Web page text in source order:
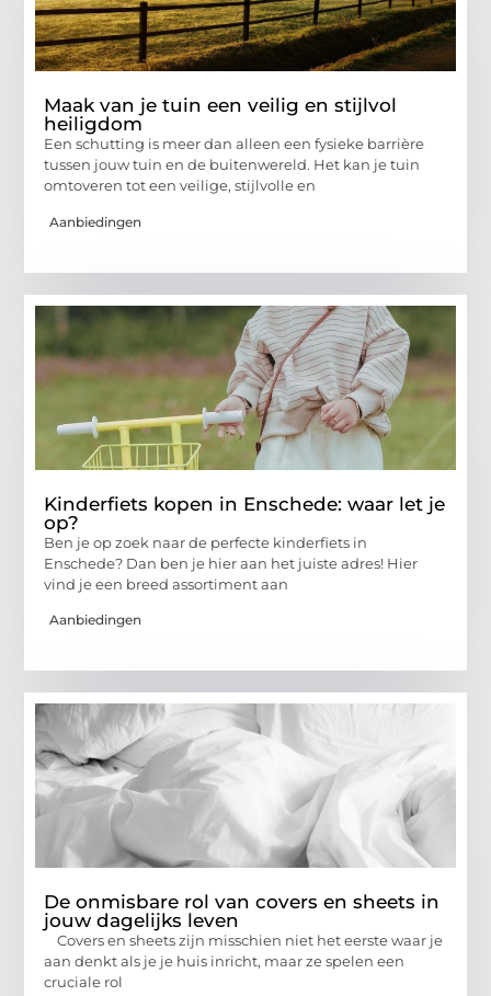
Maak van je tuin een veilig en stijlvol
heiligdom
Een schutting is meer dan alleen een fysieke barrière
tussen jouw tuin en de buitenwereld. Het kan je tuin
omtoveren tot een veilige, stijlvolle en
Aanbiedingen
Kinderfiets kopen in Enschede: waar let je
op?
Ben je op zoek naar de perfecte kinderfiets in
Enschede? Dan ben je hier aan het juiste adres! Hier
vind je een breed assortiment aan
Aanbiedingen
De onmisbare rol van covers en sheets in
jouw dagelijks leven
Covers en sheets zijn misschien niet het eerste waar je
aan denkt als je je huis inricht, maar ze spelen een
cruciale rol